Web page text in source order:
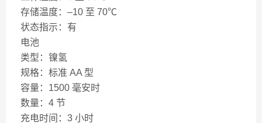
存储温度：–10 至 70℃
状态指示：有
电池
类型：镍氢
规格：标准 AA 型
容量：1500 毫安时
数量：4 节
充电时间：3 小时